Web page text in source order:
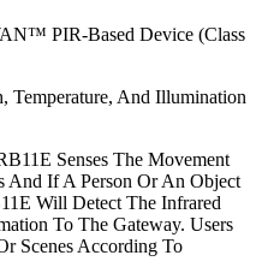
PIR-Based Device (Class
Temperature, And Illumination
Senses The Movement
And If A Person Or An Object
Will Detect The Infrared
To The Gateway. Users
Scenes According To